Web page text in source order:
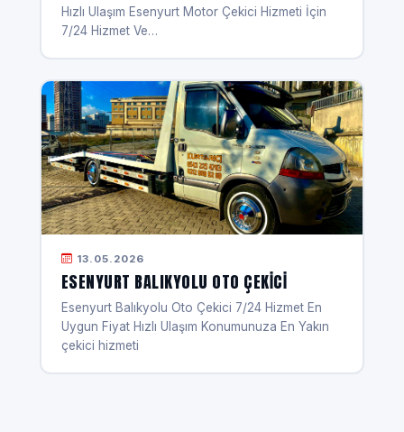
Hızlı Ulaşım Esenyurt Motor Çekici Hizmeti İçin
7/24 Hizmet Ve…
13.05.2026
ESENYURT BALIKYOLU OTO ÇEKICI
Esenyurt Balıkyolu Oto Çekici 7/24 Hizmet En
Uygun Fiyat Hızlı Ulaşım Konumunuza En Yakın
çekici hizmeti